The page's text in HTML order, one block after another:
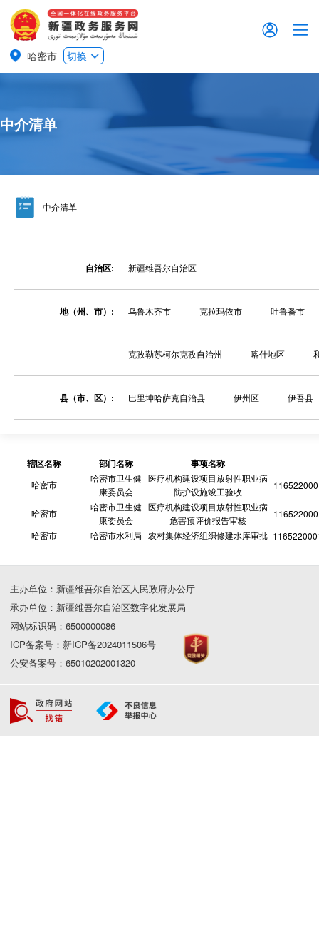
哈密市 切换
中介清单
中介清单
自治区: 新疆维吾尔自治区
地（州、市）: 乌鲁木齐市 克拉玛依市 吐鲁番市
克孜勒苏柯尔克孜自治州 喀什地区
县（市、区）: 巴里坤哈萨克自治县 伊州区 伊吾县
辖区名称 部门名称 事项名称
哈密市
哈密市卫生健
康委员会
医疗机构建设项目放射性职业病
防护设施竣工验收
哈密市
哈密市卫生健
康委员会
医疗机构建设项目放射性职业病
危害预评价报告审核
哈密市
哈密市水利局 农村集体经济组织修建水库审批
主办单位：新疆维吾尔自治区人民政府办公厅
承办单位：新疆维吾尔自治区数字化发展局
网站标识码：6500000086
ICP备案号：新ICP备2024011506号
公安备案号：65010202001320